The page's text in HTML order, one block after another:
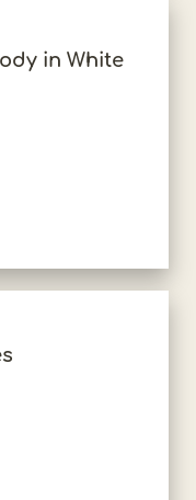
in White